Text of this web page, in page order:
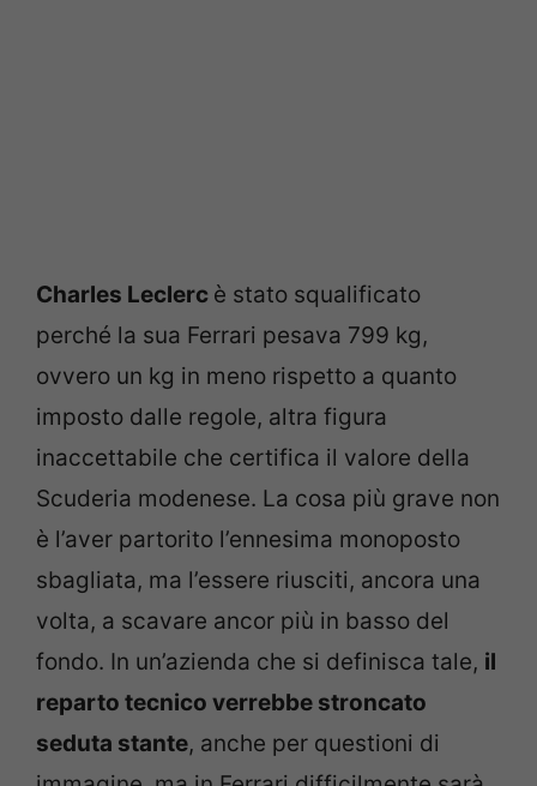
Charles Leclerc è stato squalificato
perché la sua Ferrari pesava 799 kg,
ovvero un kg in meno rispetto a quanto
imposto dalle regole, altra figura
inaccettabile che certifica il valore della
Scuderia modenese. La cosa più grave non
è l’aver partorito l’ennesima monoposto
sbagliata, ma l’essere riusciti, ancora una
volta, a scavare ancor più in basso del
fondo. In un’azienda che si definisca tale, il
reparto tecnico verrebbe stroncato
seduta stante, anche per questioni di